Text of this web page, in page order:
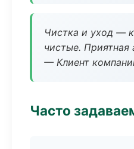
Чистка и уход —
чистые. Приятная
— Клиент
Часто